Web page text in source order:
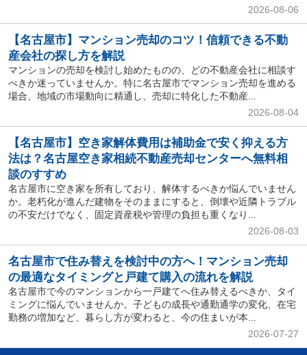
2026-08-06
【名古屋市】マンション売却のコツ！信頼できる不動
産会社の探し方を解説
マンションの売却を検討し始めたものの、どの不動産会社に相談す
べきか迷っていませんか。特に名古屋市でマンション売却を進める
場合、地域の市場動向に精通し、売却に特化した不動産...
2026-08-04
【名古屋市】空き家解体費用は補助金で安く抑える方
法は？名古屋空き家相続不動産売却センターへ無料相
談のすすめ
名古屋市に空き家を所有しており、解体するべきか悩んでいません
か。老朽化が進んだ建物をそのままにすると、倒壊や近隣トラブル
の不安だけでなく、固定資産税や管理の負担も重くなり...
2026-08-03
名古屋市で住み替えを検討中の方へ！マンション売却
の最適なタイミングと戸建て購入の流れを解説
名古屋市で今のマンションから一戸建てへ住み替えるべきか、タイ
ミングに悩んでいませんか。子どもの成長や通勤通学の変化、在宅
勤務の増加など、暮らし方が変わると、今の住まいが本...
2026-07-27